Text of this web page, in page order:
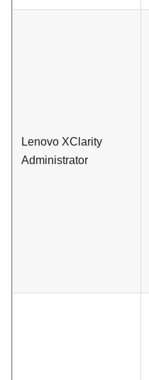
Lenovo XClarity
Administrator